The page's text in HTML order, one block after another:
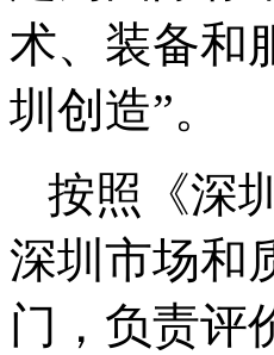
术、装备和
圳创造”。
按照《深
深圳市场和
门，负责评